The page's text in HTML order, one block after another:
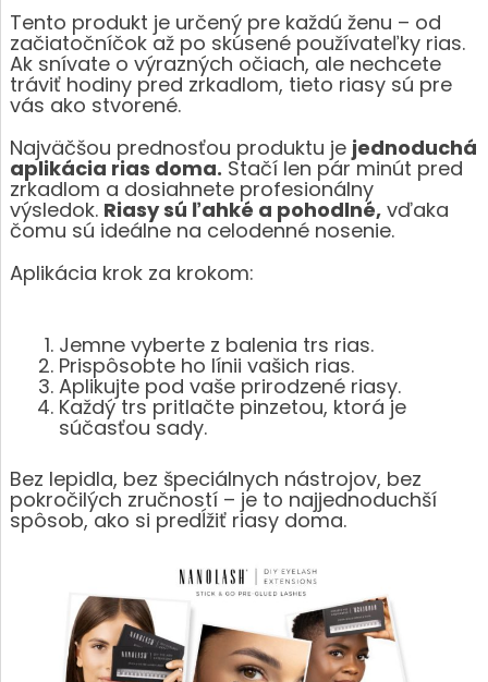
Tento produkt je určený pre každú ženu – od
začiatočníčok až po skúsené používateľky rias.
Ak snívate o výrazných očiach, ale nechcete
tráviť hodiny pred zrkadlom, tieto riasy sú pre
vás ako stvorené.
Najväčšou prednosťou produktu je jednoduchá
aplikácia rias doma. Stačí len pár minút pred
zrkadlom a dosiahnete profesionálny
výsledok. Riasy sú ľahké a pohodlné,vďaka
čomu sú ideálne na celodenné nosenie.
Aplikácia krok za krokom:
Jemne vyberte z balenia trs rias.
Prispôsobte ho línii vašich rias.
Aplikujte pod vaše prirodzené riasy.
Každý trs pritlačte pinzetou, ktorá je
súčasťou sady.
Bez lepidla, bez špeciálnych nástrojov, bez
pokročilých zručností – je to najjednoduchší
spôsob, ako si predĺžiť riasy doma.